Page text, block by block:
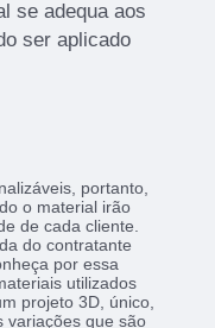
se adequa aos
ser aplicado
portanto,
o material irão
de cada cliente.
do contratante
por essa
utilizados
projeto 3D, único,
variações que são